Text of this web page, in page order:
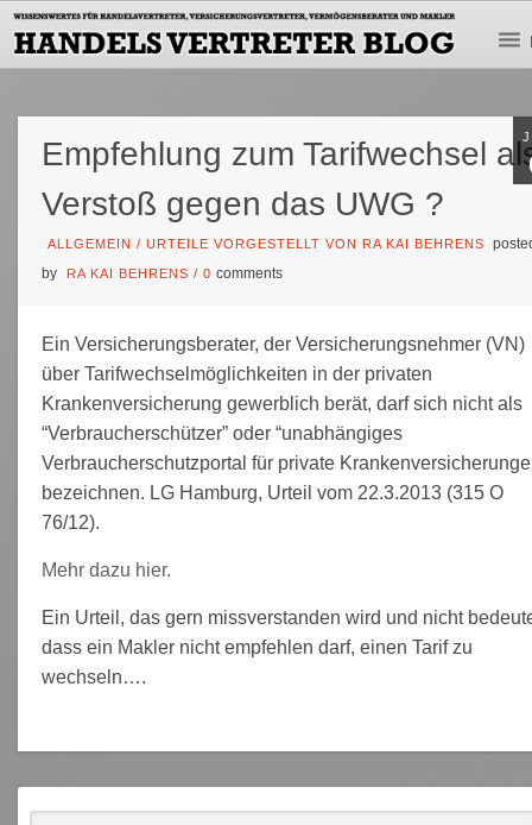
Empfehlung zum Tarifwechsel
Verstoß gegen das UWG ?
ALLGEMEIN /URTEILE VORGESTELLT VON RA KAI BEHRENS
by
RA KAI BEHRENS /0comments
Ein Versicherungsberater, der Versicherungsnehmer (VN)
über Tarifwechselmöglichkeiten in der privaten
Krankenversicherung gewerblich berät, darf sich nicht als
“Verbraucherschützer” oder “unabhängiges
Verbraucherschutzportal für private
bezeichnen. LG Hamburg, Urteil vom 22.3.2013 (315 O
76/12).
Mehr dazu hier.
Ein Urteil, das gern missverstanden wird und nicht
dass ein Makler nicht empfehlen darf, einen Tarif zu
wechseln….